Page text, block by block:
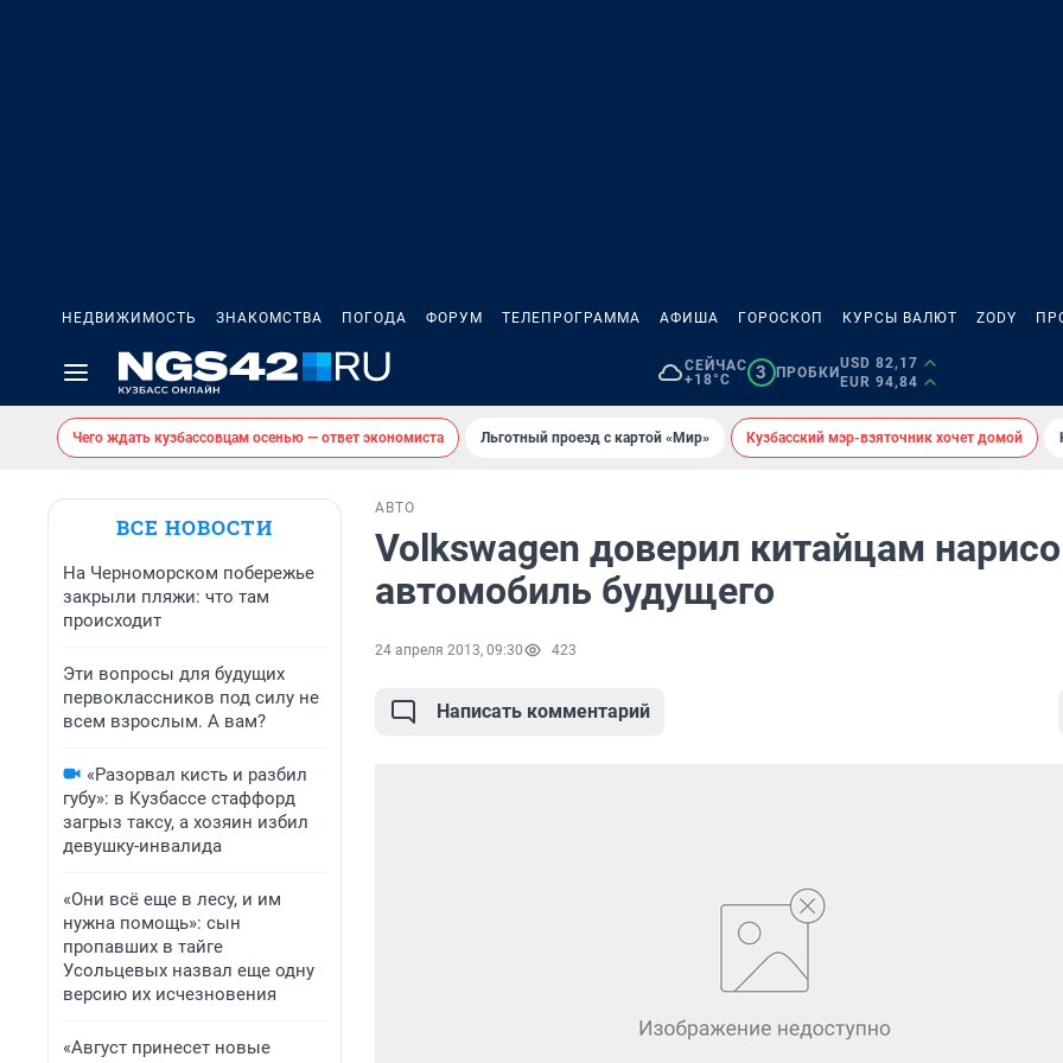
НЕДВИЖИМОСТЬ ЗНАКОМСТВА ПОГОДА ФОРУМ ТЕЛЕПРОГРАММА АФИША ГОРОСКОП КУРСЫ ВАЛЮТ ZODY
СЕЙЧАС
+18°C
3 ПРОБКИ
USD 82,17
EUR 94,84
Чего ждать кузбассовцам осенью — ответ экономиста Льготный проезд с картой «Мир» Кузбасский мэр-взяточник хочет домой
ВСЕ НОВОСТИ
На Черноморском побережье
закрыли пляжи: что там
происходит
Эти вопросы для будущих
первоклассников под силу не
всем взрослым. А вам?
«Разорвал кисть и разбил
губу»: в Кузбассе стаффорд
загрыз таксу, а хозяин избил
девушку-инвалида
«Они всё еще в лесу, и им
нужна помощь»: сын
пропавших в тайге
Усольцевых назвал еще одну
версию их исчезновения
«Август принесет новые
АВТО
Volkswagen доверил китайцам
автомобиль будущего
24 апреля 2013, 09:30 423
Написать комментарий